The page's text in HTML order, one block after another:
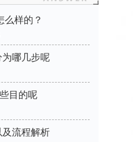
么样的？
哪几步呢
目的呢
流程解析